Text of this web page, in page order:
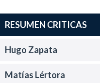
RESUMEN CRITICAS
Hugo Zapata
Matías Lértora